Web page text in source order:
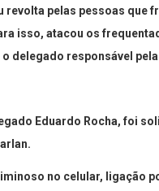
revolta pelas pessoas que
isso, atacou os
delegado responsável
Eduardo Rocha, foi
no celular, ligação